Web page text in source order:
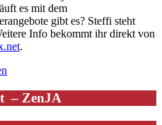
es mit dem
gibt es? Steffi steht
Info bekommt ihr direkt von
.
– ZenJA